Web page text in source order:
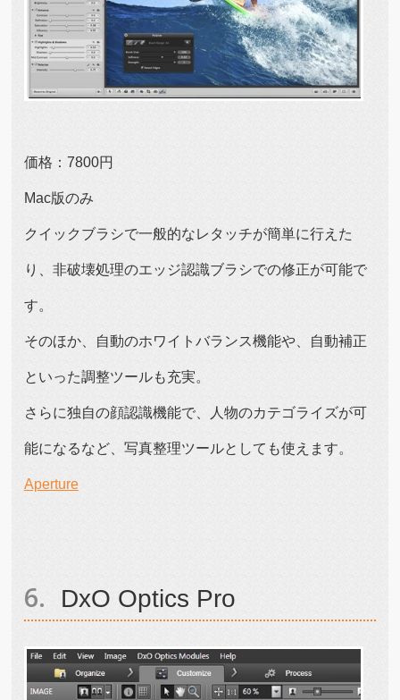
価格：7800円
Mac版のみ
クイックブラシで一般的なレタッチが簡単に行えた
り、非破壊処理のエッジ認識ブラシでの修正が可能で
す。
そのほか、自動のホワイトバランス機能や、自動補正
といった調整ツールも充実。
さらに独自の顔認識機能で、人物のカテゴライズが可
能になるなど、写真整理ツールとしても使えます。
Aperture
DxO Optics Pro